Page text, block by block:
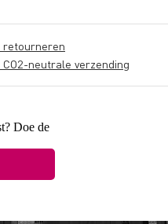
retourneren
CO2-neutrale verzending
Doe de